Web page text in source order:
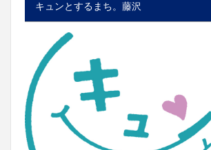
キュンとするまち。藤沢